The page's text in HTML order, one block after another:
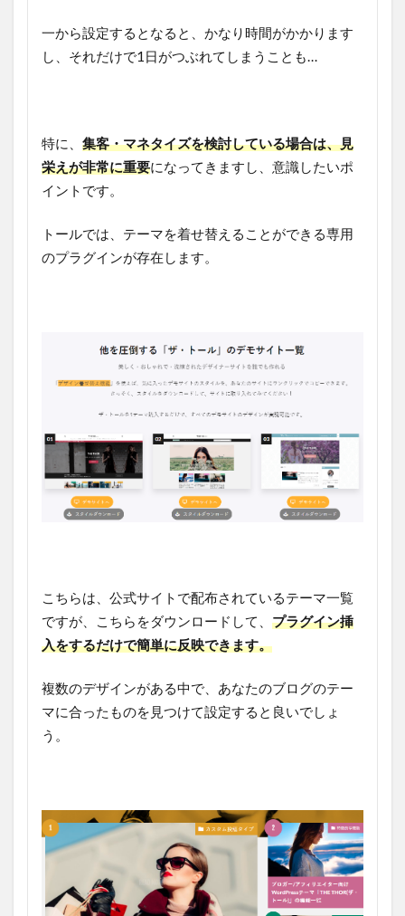
一から設定するとなると、かなり時間がかかります
し、それだけで1日がつぶれてしまうことも…
特に、 集客・マネタイズを検討している場合は、見
栄えが非常に重要になってきますし、意識したいポ
イントです。
トールでは、テーマを着せ替えることができる専用
のプラグインが存在します。
こちらは、公式サイトで配布されているテーマ一覧
ですが、こちらをダウンロードして、 プラグイン挿
入をするだけで簡単に反映できます。
複数のデザインがある中で、あなたのブログのテー
マに合ったものを見つけて設定すると良いでしょ
う。